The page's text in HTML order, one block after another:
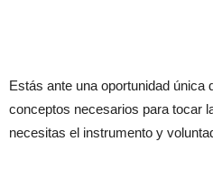
Estás ante una oportunidad única
conceptos necesarios para tocar
necesitas el instrumento y